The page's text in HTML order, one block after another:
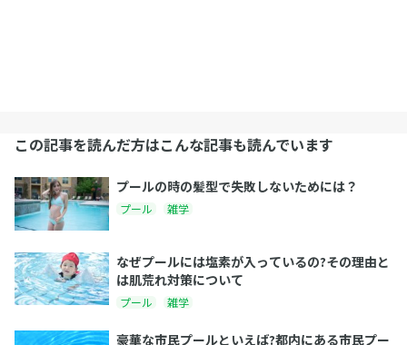
この記事を読んだ方はこんな記事も読んでいます
プールの時の髪型で失敗しないためには？
プール 雑学
なぜプールには塩素が入っているの?その理由と
は肌荒れ対策について
プール 雑学
豪華な市民プールといえば?都内にある市民プー